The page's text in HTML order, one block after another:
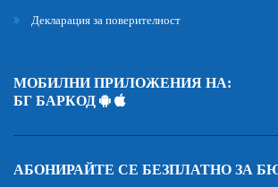
Декларация за поверителност
МОБИЛНИ ПРИЛОЖЕНИЯ НА:
БГ БАРКОД
АБОНИРАЙТЕ СЕ БЕЗПЛАТНО ЗА